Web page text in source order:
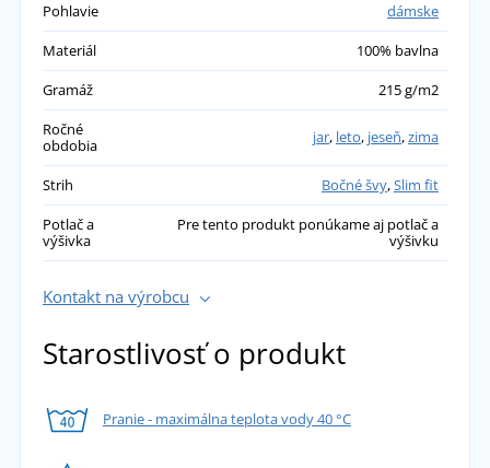
Pohlavie
dámske
Materiál
100% bavlna
Gramáž
215 g/m2
Ročné
obdobia
jar, leto, jeseň,zima
Strih Bočné švy,Slim fit
Potlač a
výšivka
Pre tento produkt ponúkame aj potlač a
výšivku
Kontakt na výrobcu
Starostlivosť o produkt
Pranie - maximálna teplota vody 40 °C